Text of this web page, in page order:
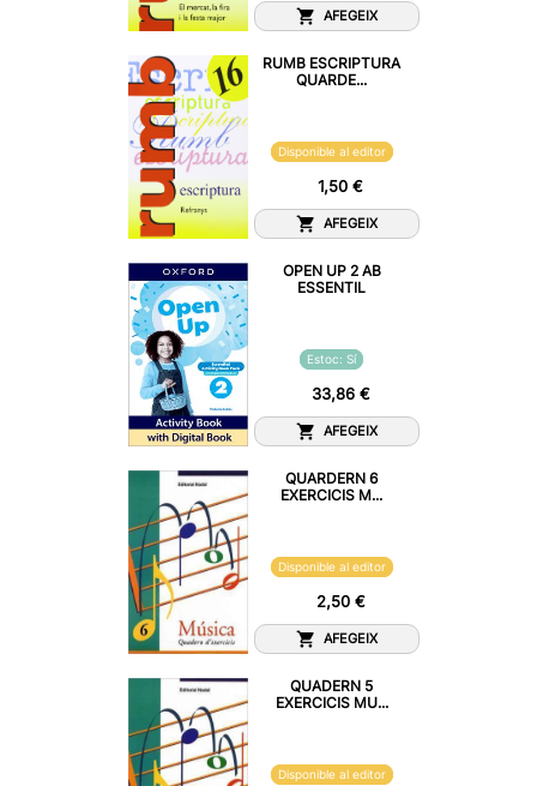
AFEGEIX
RUMB ESCRIPTURA
QUARDE...
Disponible al editor
1,50 €
AFEGEIX
OPEN UP 2 AB
ESSENTIL
Estoc: Sí
33,86 €
AFEGEIX
QUARDERN 6
EXERCICIS M...
Disponible al editor
2,50 €
AFEGEIX
QUADERN 5
EXERCICIS MU...
Disponible al editor